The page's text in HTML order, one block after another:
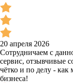
20 апреля 2026
Сотрудничаем с
сервис, отзывчивые
чётко и по делу -
бизнеса!